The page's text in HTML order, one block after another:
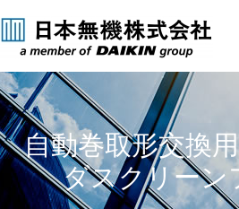
自動巻取形交換
ダスクリーン